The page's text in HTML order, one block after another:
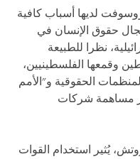
لديها أسباب كافية
مجال حقوق الإنسان في
نظرا للطبيعة
وقمعها الفلسطينيين،
الحقوقية و"الأمم
مساهمة شركات
يُثير استخدام القوات